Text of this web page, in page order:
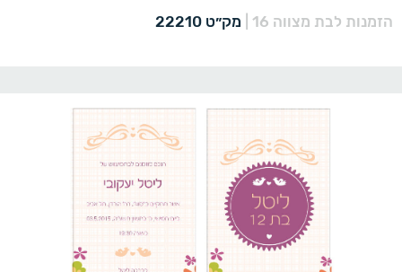
הזמנות לבת מצווה 16 מק״ט 22210